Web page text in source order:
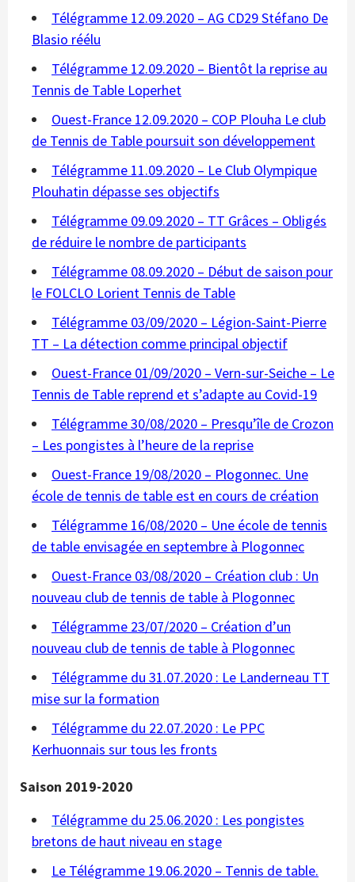
Télégramme 12.09.2020 – AG CD29 Stéfano De
Blasio réélu
Télégramme 12.09.2020 – Bientôt la reprise au
Tennis de Table Loperhet
Ouest-France 12.09.2020 – COP Plouha Le club
de Tennis de Table poursuit son développement
Télégramme 11.09.2020 – Le Club Olympique
Plouhatin dépasse ses objectifs
Télégramme 09.09.2020 – TT Grâces – Obligés
de réduire le nombre de participants
Télégramme 08.09.2020 – Début de saison pour
le FOLCLO Lorient Tennis de Table
Télégramme 03/09/2020 – Légion-Saint-Pierre
TT – La détection comme principal objectif
Ouest-France 01/09/2020 – Vern-sur-Seiche – Le
Tennis de Table reprend et s’adapte au Covid-19
Télégramme 30/08/2020 – Presqu’île de Crozon
– Les pongistes à l’heure de la reprise
Ouest-France 19/08/2020 – Plogonnec. Une
école de tennis de table est en cours de création
Télégramme 16/08/2020 – Une école de tennis
de table envisagée en septembre à Plogonnec
Ouest-France 03/08/2020 – Création club : Un
nouveau club de tennis de table à Plogonnec
Télégramme 23/07/2020 – Création d’un
nouveau club de tennis de table à Plogonnec
Télégramme du 31.07.2020 : Le Landerneau TT
mise sur la formation
Télégramme du 22.07.2020 : Le PPC
Kerhuonnais sur tous les fronts
Saison 2019-2020
Télégramme du 25.06.2020 : Les pongistes
bretons de haut niveau en stage
Le Télégramme 19.06.2020 – Tennis de table.